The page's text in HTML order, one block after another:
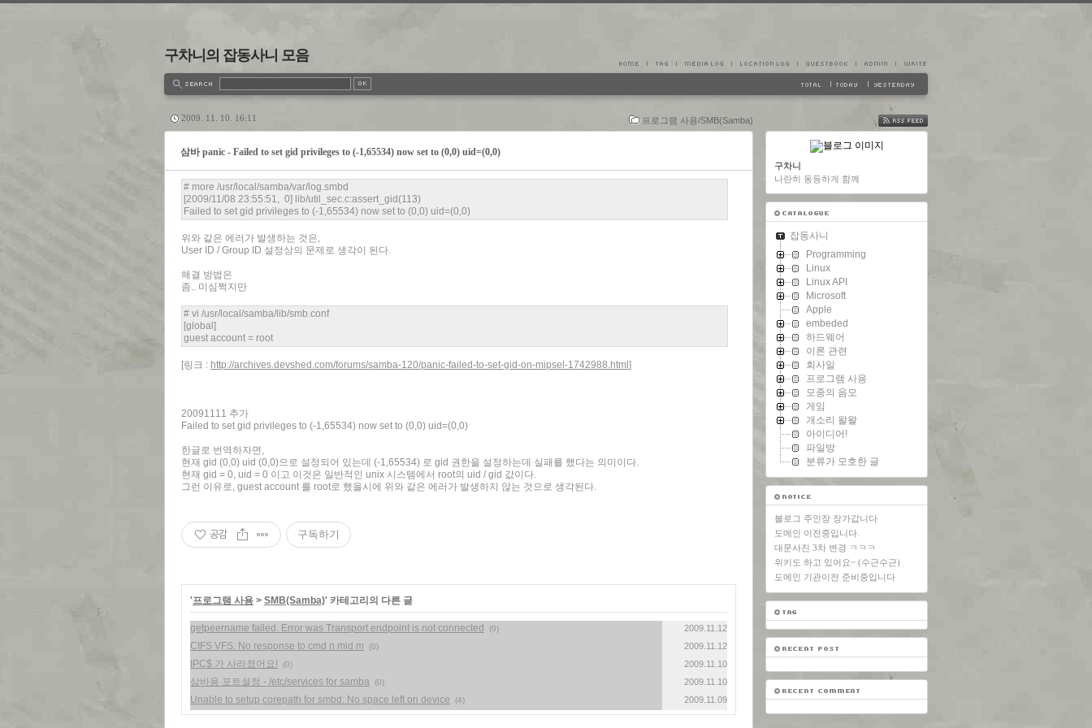
구차니의 잡동사니 모음
프로그램 사용/SMB(Samba)
2009. 11. 10. 16:11
삼바 panic - Failed to set gid privileges to (-1,65534) now set to (0,0) uid=(0,0)
# more /usr/local/samba/var/log.smbd
[2009/11/08 23:55:51, 0] lib/util_sec.c:assert_gid(113)
Failed to set gid privileges to (-1,65534) now set to (0,0) uid=(0,0)
위와 같은 에러가 발생하는 것은,
User ID / Group ID 설정상의 문제로 생각이 된다.
해결 방법은
좀.. 미심쩍지만
# vi /usr/local/samba/lib/smb.conf
[global]
guest account = root
[링크 : http://archives.devshed.com/forums/samba-120/panic-failed-to-set-gid-on-mipsel-1742988.html ]
20091111 추가
Failed to set gid privileges to (-1,65534) now set to (0,0) uid=(0,0)
한글로 번역하자면,
현재 gid (0,0) uid (0,0)으로 설정되어 있는데 (-1,65534) 로 gid 권한을 설정하는데 실패를 했다는 의미이다.
현재 gid = 0, uid = 0 이고 이것은 일반적인 unix 시스템에서 root의 uid / gid 값이다.
그런 이유로, guest account 를 root로 했을시에 위와 같은 에러가 발생하지 않는 것으로 생각된다.
공감 구독하기
'프로그램 사용 > SMB(Samba)' 카테고리의 다른 글
getpeername failed. Error was Transport endpoint is not connected (0) 2009.11.12
CIFS VFS: No response to cmd n mid m (0) 2009.11.12
IPC$ 가 사라졌어요! (0) 2009.11.10
삼바용 포트설정 - /etc/services for samba (0) 2009.11.10
Unable to setup corepath for smbd: No space left on device (4) 2009.11.09
FEED
구차니
나란히 동등하게 함께
잡동사니
Programming
Linux
Linux API
Microsoft
Apple
embeded
하드웨어
이론 관련
회사일
프로그램 사용
모종의 음모
게임
개소리 왈왈
아이디어!
파일방
분류가 모호한 글
블로그 주인장 장가갑니다
도메인 이전중입니다.
대문사진 3차 변경 ㅋㅋㅋ
위키도 하고 있어요~ (수근수근)
도메인 기관이전 준비중입니다